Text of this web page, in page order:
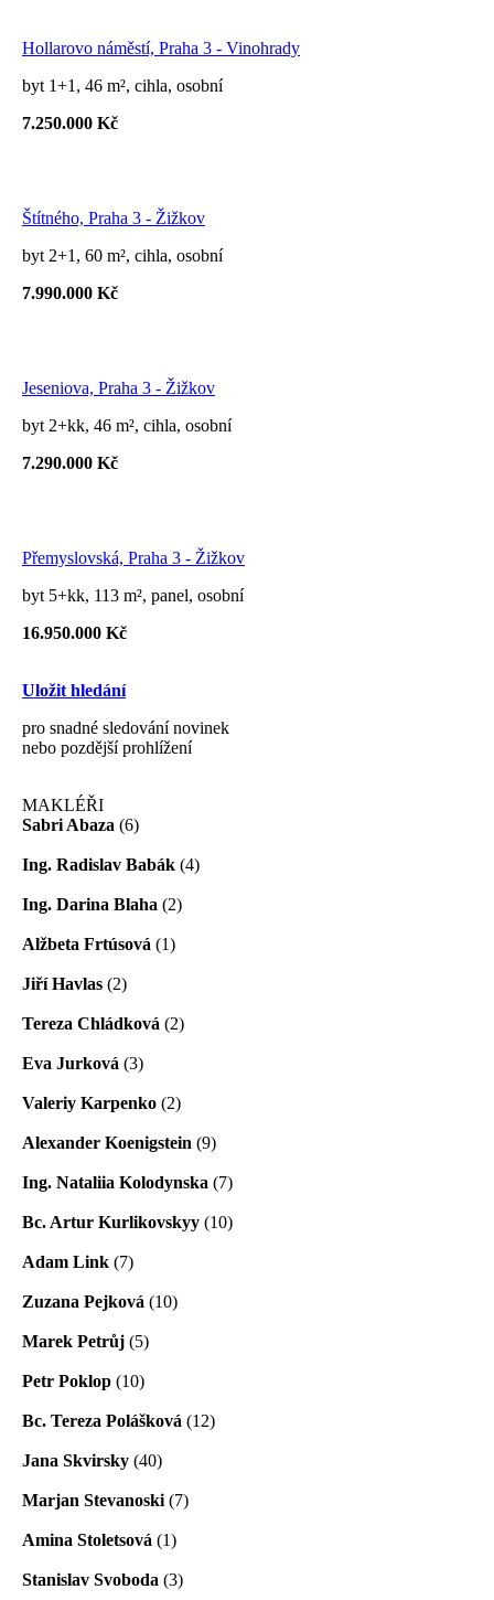
Hollarovo náměstí, Praha 3 - Vinohrady
byt 1+1, 46 m², cihla, osobní
7.250.000 Kč
Štítného, Praha 3 - Žižkov
byt 2+1, 60 m², cihla, osobní
7.990.000 Kč
Jeseniova, Praha 3 - Žižkov
byt 2+kk, 46 m², cihla, osobní
7.290.000 Kč
Přemyslovská, Praha 3 - Žižkov
byt 5+kk, 113 m², panel, osobní
16.950.000 Kč
Uložit hledání
pro snadné sledování novinek
nebo pozdější prohlížení
MAKLÉŘI
Sabri Abaza (6)
Ing. Radislav Babák (4)
Ing. Darina Blaha (2)
Alžbeta Frtúsová (1)
Jiří Havlas (2)
Tereza Chládková (2)
Eva Jurková (3)
Valeriy Karpenko (2)
Alexander Koenigstein (9)
Ing. Nataliia Kolodynska (7)
Bc. Artur Kurlikovskyy (10)
Adam Link (7)
Zuzana Pejková (10)
Marek Petrůj (5)
Petr Poklop (10)
Bc. Tereza Polášková (12)
Jana Skvirsky (40)
Marjan Stevanoski (7)
Amina Stoletsová (1)
Stanislav Svoboda (3)